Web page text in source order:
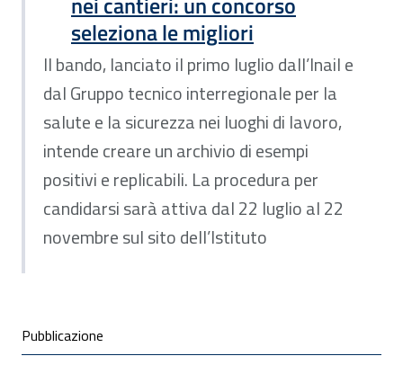
seleziona le migliori
Il bando, lanciato il primo luglio dall’Inail e
dal Gruppo tecnico interregionale per la
salute e la sicurezza nei luoghi di lavoro,
intende creare un archivio di esempi
positivi e replicabili. La procedura per
candidarsi sarà attiva dal 22 luglio al 22
novembre sul sito dell’Istituto
Condivisione social
Pubblicazione